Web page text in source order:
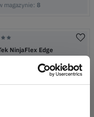
magazynie: 8
NinjaFlex Edge
Midnight Black
2.85 mm
500g